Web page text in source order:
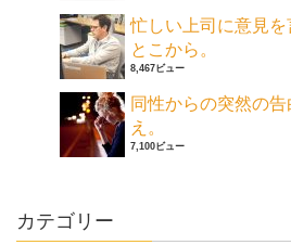
忙しい上司に意見
とこから。
8,467ビュー
同性からの突然の
え。
7,100ビュー
カテゴリー